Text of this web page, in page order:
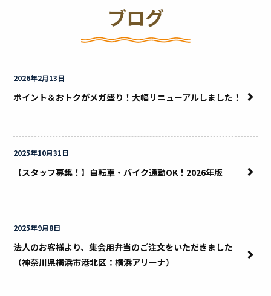
ブログ
2026年2月13日
ポイント＆おトクがメガ盛り！大幅リニューアルしました！
2025年10月31日
【スタッフ募集！】自転車・バイク通勤OK！2026年版
2025年9月8日
法人のお客様より、集会用弁当のご注文をいただきました
（神奈川県横浜市港北区：横浜アリーナ）